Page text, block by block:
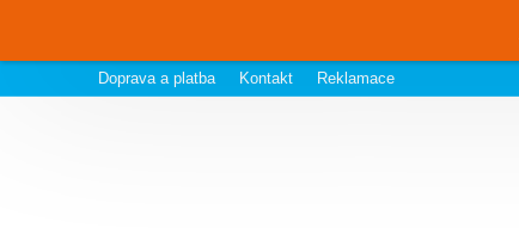
Doprava a platba Kontakt Reklamace